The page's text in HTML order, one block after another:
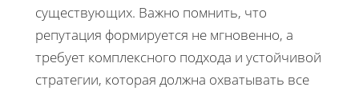
существующих. Важно помнить, что
репутация формируется не мгновенно, а
требует комплексного подхода и устойчивой
стратегии, которая должна охватывать все